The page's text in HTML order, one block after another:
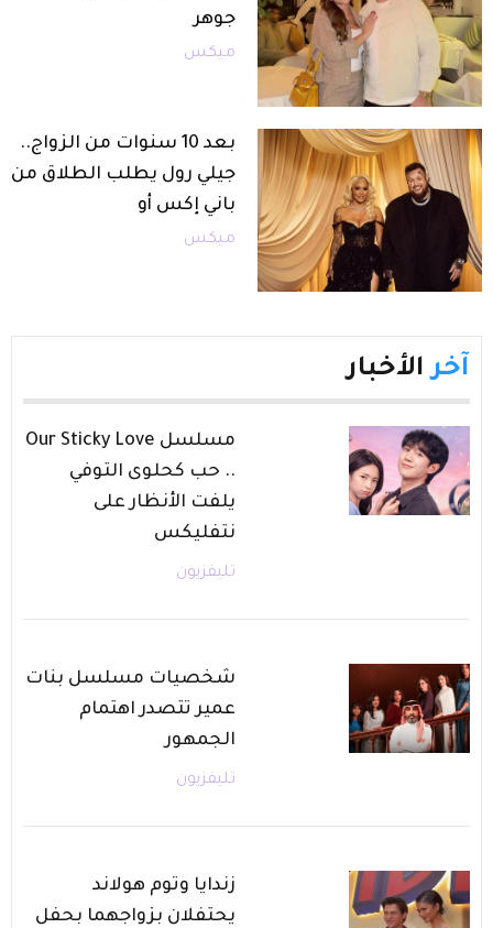
جوهر
ميكس
بعد 10 سنوات من الزواج..
جيلي رول يطلب الطلاق من
باني إكس أو
ميكس
آخر الأخبار
مسلسل Our Sticky Love
.. حب كحلوى التوفي
يلفت الأنظار على
نتفليكس
تليفزيون
شخصيات مسلسل بنات
عمير تتصدر اهتمام
الجمهور
تليفزيون
زندايا وتوم هولاند
يحتفلان بزواجهما بحفل